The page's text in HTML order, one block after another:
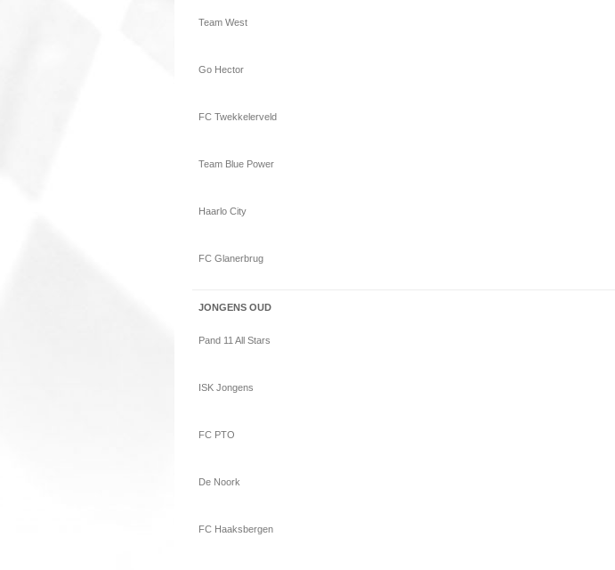
Team West
Go Hector
FC Twekkelerveld
Team Blue Power
Haarlo City
FC Glanerbrug
JONGENS OUD
Pand 11 All Stars
ISK Jongens
FC PTO
De Noork
FC Haaksbergen